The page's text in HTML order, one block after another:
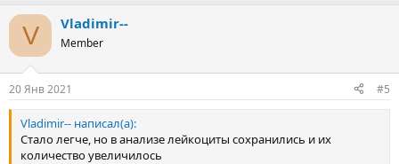
V Vladimir--
Member
20 Янв 2021 #5
Vladimir-- написал(а):
Стало легче, но в анализе лейкоциты сохранились и их
количество увеличилось